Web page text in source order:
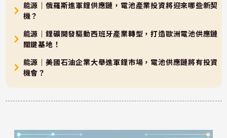
能源｜俄羅斯進軍鋰供應鏈，電池產業投資將迎來哪些新契
機？
能源｜鋰礦開發驅動西班牙產業轉型，打造歐洲電池供應鏈
關鍵基地！
能源｜美國石油企業大舉進軍鋰市場，電池供應鏈將有投資
機會？